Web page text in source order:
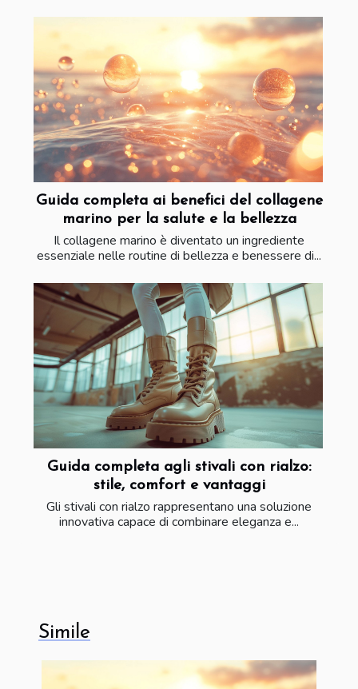
Guida completa ai benefici del collagene
marino per la salute e la bellezza
Il collagene marino è diventato un ingrediente
essenziale nelle routine di bellezza e benessere di...
Guida completa agli stivali con rialzo:
stile, comfort e vantaggi
Gli stivali con rialzo rappresentano una soluzione
innovativa capace di combinare eleganza e...
Simile